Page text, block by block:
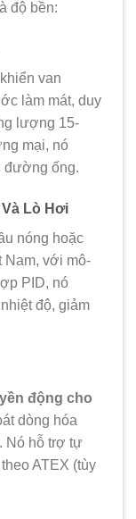
độ bền:
van
làm mát, duy
lượng 15-
mại, nó
đường ống.
Lò Hơi
nóng hoặc
Nam, với mô-
PID, nó
độ, giảm
động cho
dòng hóa
Nó hỗ trợ tự
ATEX (tùy